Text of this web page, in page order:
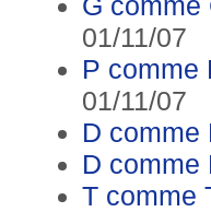
01/11/07
P comme
01/11/07
D comme
D comme
T comme